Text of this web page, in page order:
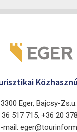
3300 Eger, Bajcsy-
36 517 715, +36 20
mail: